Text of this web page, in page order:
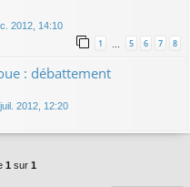
2012, 14:10
1 … 5 6 7 8
: débattement
2012, 12:20
1 sur 1